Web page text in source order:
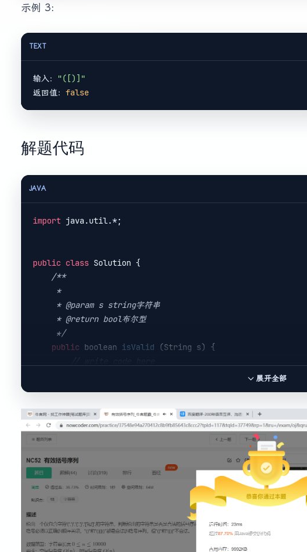
示例 3：
TEXT
输入：
"([)]"
返回值： false
解题代码
JAVA
import java.util.*;
public class Solution {
/**
     */
public boolean isValid (String s)
{
for (int i = 0; i < s.length(); i++) {
//遇到左小括号
stack.push(')');
            }
else if (s.charAt(i) == '['
            }
else if (s.charAt(i) == '{') {
展开全部